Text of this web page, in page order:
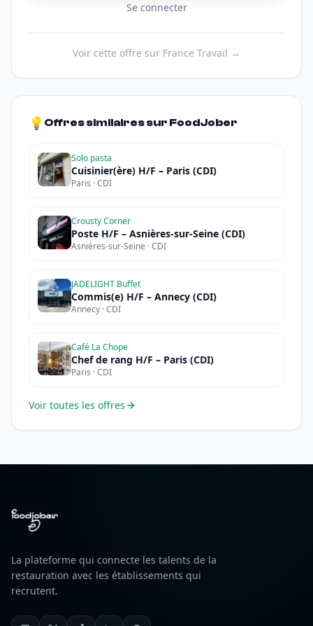
Se connecter
Voir cette offre sur France Travail →
💡 Offres similaires sur FoodJober
Solo pasta
Cuisinier(ère) H/F – Paris (CDI)
Paris · CDI
Crousty Corner
Poste H/F – Asnières-sur-Seine (CDI)
Asnières-sur-Seine · CDI
JADELIGHT Buffet
Commis(e) H/F – Annecy (CDI)
Annecy · CDI
Café La Chope
Chef de rang H/F – Paris (CDI)
Paris · CDI
Voir toutes les offres
La plateforme qui connecte les talents de la
restauration avec les établissements qui
recrutent.